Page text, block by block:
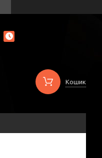
Кошик